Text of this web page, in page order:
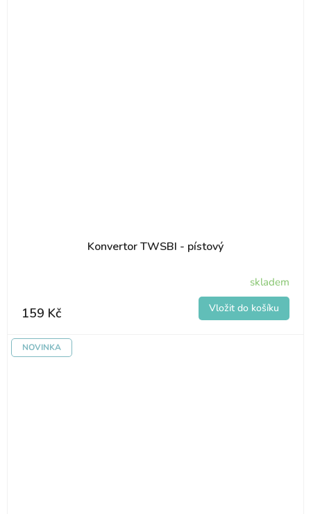
Konvertor TWSBI - pístový
skladem
159 Kč
NOVINKA